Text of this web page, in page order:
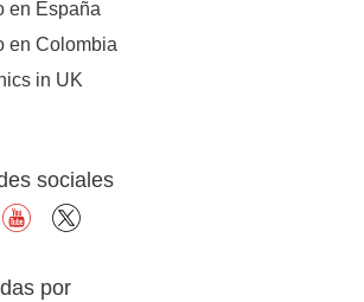
en España
en Colombia
in UK
sociales
youtube
por